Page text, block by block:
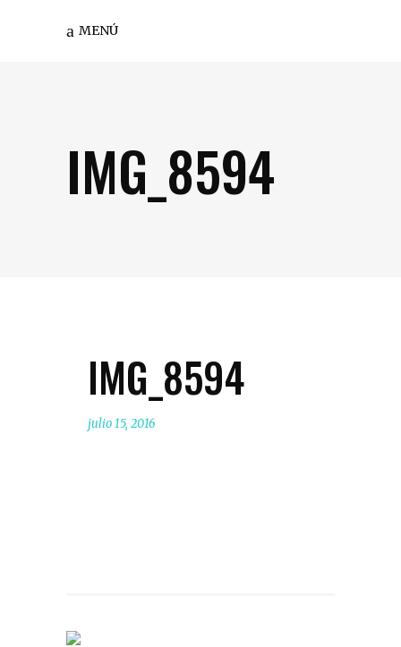
MENÚ
IMG_8594
IMG_8594
julio 15, 2016